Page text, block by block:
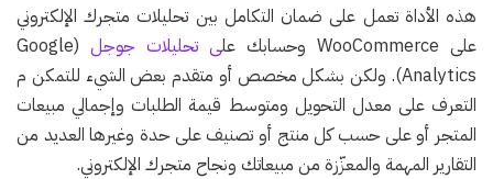
هذه الأداة تعمل على ضمان التكامل بين تحليلات متجرك الإلكتروني
على WooCommerce وحسابك عل
ى تحليلات جوجل
(Google
Analytics). ولكن بشكل مخصص أو متقدم بعض الشيء للتمكن م
التعرف على معدل التحويل ومتوسط قيمة الطلبات وإجمالي مبيعات
المتجر أو على حسب كل منتج أو تصنيف على حدة وغيرها العديد من
التقارير المهمة والمعزّزة من مبيعاتك ونجاح متجرك الإلكتروني.